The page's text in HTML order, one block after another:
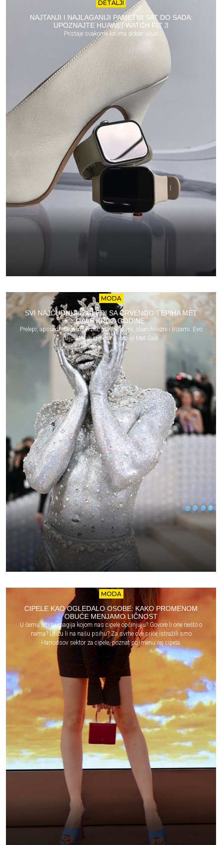
DETALJI
NAJTANJI I NAJLAGANIJI PAMETNI SAT DO SADA:
UPOZNAJTE HUAWEI WATCH FIT 3
Pristaje svakome ko ima dobar ukus
MODA
SVI NAJČUDNIJI IZGLEDI SA CRVENOG TEPIHA MET
GALE KROZ GODINE
Prelepi, apsurdni, kontroverzni, provokativni, skandalozni i bizarni. Evo
najčudnijih izgleda u istoriji Met Gale.
MODA
CIPELE KAO OGLEDALO OSOBE: KAKO PROMENOM
OBUĆE MENJAMO LIČNOST
U čemu leži ta magija kojom nas cipele opčinjuju? Govore li one nešto o
nama? Utiču li na našu psihu? Za svrhe ove priče istražili smo
Harrodsov sektor za cipele, poznat po imenu raj cipela.